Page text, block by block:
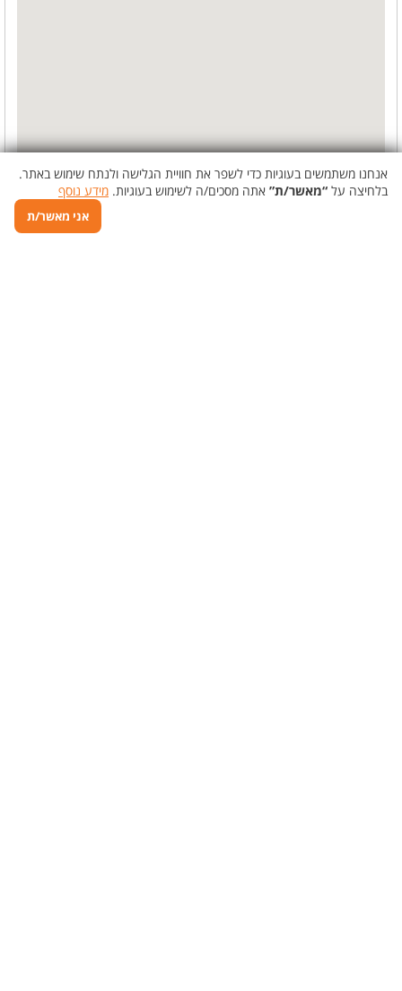
אנחנו משתמשים בעוגיות כדי לשפר את חוויית הגלישה ולנתח שימוש באתר.
בלחיצה על “מאשר/ת” אתה מסכים/ה לשימוש בעוגיות. מידע נוסף
אני מאשר/ת